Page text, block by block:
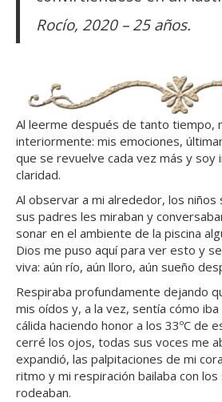
Rocío, 2020 – 25 años.
Al leerme después de tanto tiempo,
interiormente: mis emociones,
que se revuelve cada vez más y soy
claridad.
Al observar a mi alrededor, los niños
sus padres les miraban y
sonar en el ambiente de la piscina
Dios me puso aquí para ver esto y
viva: aún río, aún lloro, aún sueño
Respiraba profundamente dejando
mis oídos y, a la vez, sentía cómo
cálida haciendo honor a los 33ºC de
cerré los ojos, todas sus voces me
expandió, las palpitaciones de mi
ritmo y mi respiración bailaba con
rodeaban.